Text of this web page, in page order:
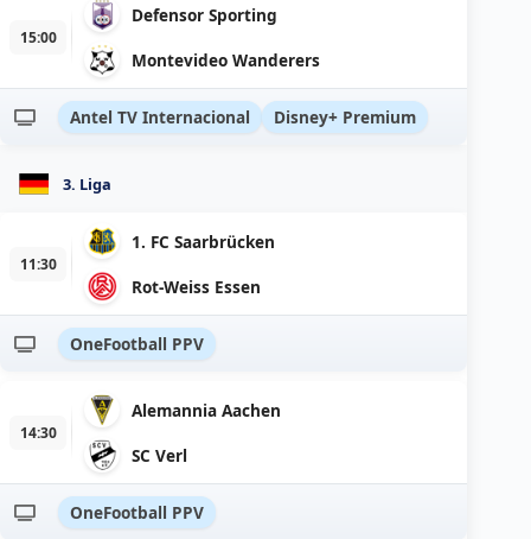
15:00
Defensor Sporting
Montevideo Wanderers
Antel TV Internacional Disney+ Premium
3. Liga
11:30
1. FC Saarbrücken
Rot-Weiss Essen
OneFootball PPV
14:30
Alemannia Aachen
SC Verl
OneFootball PPV